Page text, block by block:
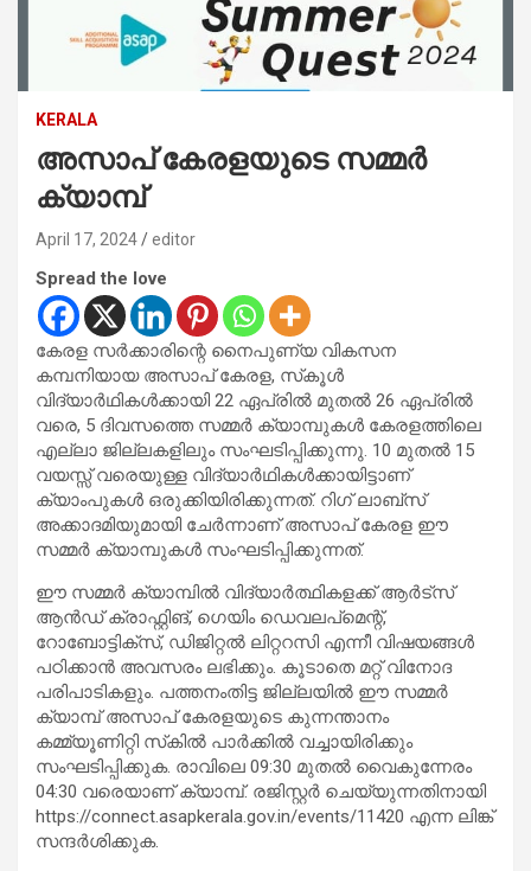
KERALA
അസാപ് കേരളയുടെ സമ്മർ
ക്യാമ്പ്
April 17, 2024 editor
Spread the love
കേരള സർക്കാരിന്റെ നൈപുണ്യ വികസന
കമ്പനിയായ അസാപ് കേരള, സ്‌കൂൾ
വിദ്യാർഥികൾക്കായി 22 ഏപ്രിൽ മുതൽ 26 ഏപ്രിൽ
വരെ, 5 ദിവസത്തെ സമ്മർ ക്യാമ്പുകൾ കേരളത്തിലെ
എല്ലാ ജില്ലകളിലും സംഘടിപ്പിക്കുന്നു. 10 മുതൽ 15
വയസ്സ് വരെയുള്ള വിദ്യാർഥികൾക്കായിട്ടാണ്
ക്യാംപുകൾ ഒരുക്കിയിരിക്കുന്നത്. റിഗ് ലാബ്‌സ്
അക്കാദമിയുമായി ചേർന്നാണ് അസാപ് കേരള ഈ
സമ്മർ ക്യാമ്പുകൾ സംഘടിപ്പിക്കുന്നത്.
ഈ സമ്മർ ക്യാമ്പിൽ വിദ്യാർത്ഥികളക്ക് ആർട്‌സ്
ആൻഡ് ക്രാഫ്റ്റിങ്, ഗെയിം ഡെവലപ്‌മെന്റ്,
റോബോട്ടിക്സ്, ഡിജിറ്റൽ ലിറ്ററസി എന്നീ വിഷയങ്ങൾ
പഠിക്കാൻ അവസരം ലഭിക്കും. കൂടാതെ മറ്റ് വിനോദ
പരിപാടികളും. പത്തനംതിട്ട ജില്ലയിൽ ഈ സമ്മർ
ക്യാമ്പ് അസാപ് കേരളയുടെ കുന്നന്താനം
കമ്മ്യൂണിറ്റി സ്‌കിൽ പാർക്കിൽ വച്ചായിരിക്കും
സംഘടിപ്പിക്കുക. രാവിലെ 09:30 മുതൽ വൈകുന്നേരം
04:30 വരെയാണ് ക്യാമ്പ്. രജിസ്റ്റർ ചെയ്യുന്നതിനായി
https://connect.asapkerala.gov.in/events/11420 എന്ന ലിങ്ക്
സന്ദർശിക്കുക.